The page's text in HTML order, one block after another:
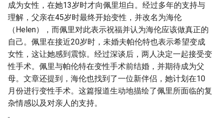
成为女性，在她13岁时才向佩里坦白。经过多年的支持与
理解，父亲在45岁时最终开始变性，并改名为海伦
（Helen），而佩里对此表示祝福并认为海伦应该做真正的
自己。佩里在接近20岁时，未婚夫帕伦特也表示希望变成
女性，这让她感到震惊。经过深谈后，两人决定一起接受变
性手术。佩里与帕伦特在变性手术前结婚，并期待成为父
母。文章还提到，海伦也找到了一位新伴侣，她计划在10
月份进行变性手术。这篇报道生动地描绘了佩里所面临的复
杂情感以及对亲人的支持。